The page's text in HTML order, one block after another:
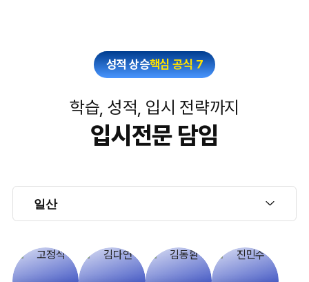
성적 상승핵심 공식 7
학습, 성적, 입시 전략까지
입시전문 담임